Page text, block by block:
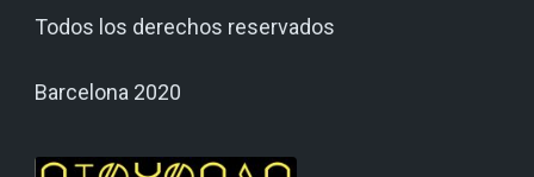
Todos los derechos reservados
Barcelona 2020